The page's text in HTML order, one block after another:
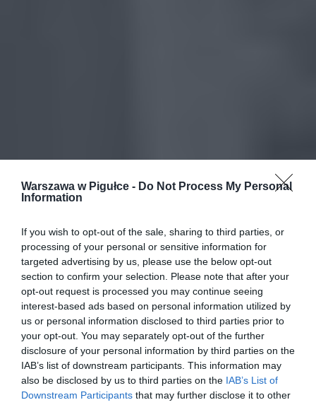
Warszawa w Pigułce - Do Not Process My Personal
Information
If you wish to opt-out of the sale, sharing to third parties, or
processing of your personal or sensitive information for
targeted advertising by us, please use the below opt-out
section to confirm your selection. Please note that after your
opt-out request is processed you may continue seeing
interest-based ads based on personal information utilized by
us or personal information disclosed to third parties prior to
your opt-out. You may separately opt-out of the further
disclosure of your personal information by third parties on the
IAB’s list of downstream participants. This information may
also be disclosed by us to third parties on the IAB’s List of
Downstream Participants that may further disclose it to other